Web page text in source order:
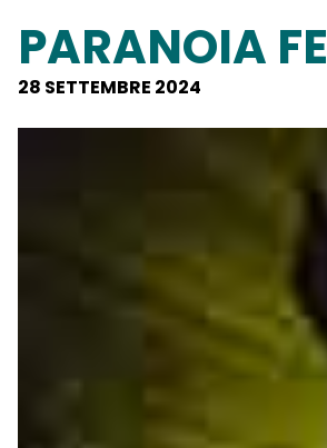
PARANOIA
28 SETTEMBRE 2024